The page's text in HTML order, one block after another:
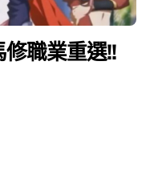
修職業重選!!